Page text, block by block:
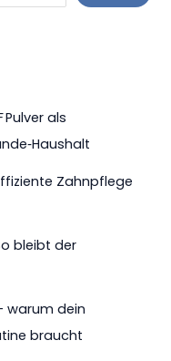
Pulver als
Zahnpflege
bleibt der
warum dein
braucht